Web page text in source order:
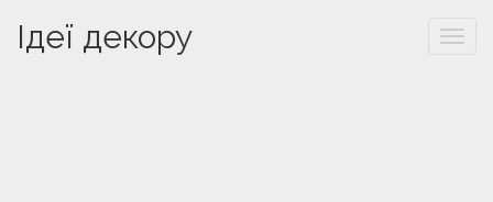
Ідеї декору